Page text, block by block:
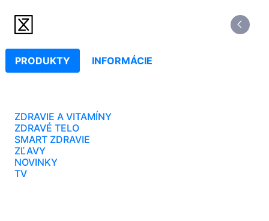
PRODUKTY INFORMÁCIE
ZDRAVIE A VITAMÍNY
ZDRAVÉ TELO
SMART ZDRAVIE
ZĽAVY
NOVINKY
TV